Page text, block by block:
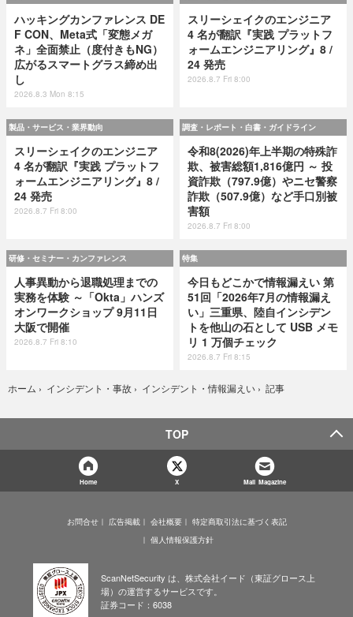
ハッキングカンファレンス DE
F CON、Meta式「変態メガ
ネ」全面禁止（度付きもNG）
広がるスマートグラス締め出
し
2026.8.3 Mon 8:15
スリーシェイクのエンジニア
4 名が翻訳『実践 プラットフ
ォームエンジニアリング』8 /
24 発売
2026.8.7 Fri 8:00
製品・サービス・業界動向
スリーシェイクのエンジニア
4 名が翻訳『実践 プラットフ
ォームエンジニアリング』8 /
24 発売
2026.8.7 Fri 8:00
調査・レポート・白書・ガイドライン
令和8(2026)年上半期の特殊詐
欺、被害総額1,816億円 ～ 投
資詐欺（797.9億）やニセ警察
詐欺（507.9億）など手口別被
害額
2026.8.7 Fri 8:00
研修・セミナー・カンファレンス
人事異動から退職処理までの
実務を体験 ～「Okta」ハンズ
オンワークショップ 9月11日
大阪で開催
2026.8.7 Fri 8:10
特集
今日もどこかで情報漏えい 第
51回「2026年7月の情報漏え
い」三重県、陸自インシデン
トを他山の石として USB メモ
リ 1 万個チェック
2026.8.7 Fri 8:15
ホーム › インシデント・事故 › インシデント・情報漏えい › 記事
TOP
Home X Mail Magazine
お問合せ 広告掲載 会社概要
特定商取引法に基づく表記
個人情報保護方針
ScanNetSecurity は、株式会社イード（東証グロース上
場）の運営するサービスです。
証券コード：6038